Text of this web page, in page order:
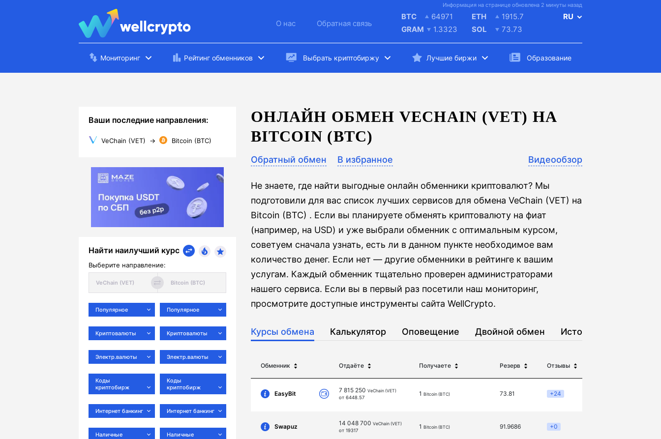
Информация на странице обновлена 2 минуты назад
О нас Обратная связь
BTC
64971
GRAM
1.3323
ETH
1915.7
SOL
73.73
RU
Мониторинг Рейтинг обменников Выбрать криптобиржу Лучшие биржи Образование
Ваши последние направления:
VeChain (VET) → Bitcoin (BTC)
Найти наилучший курс
Выберите направление:
Популярное
Криптовалюты
Электр.валюты
Коды
криптобирж
Интернет банкинг
Наличные
Популярное
Криптовалюты
Электр.валюты
Коды
криптобирж
Интернет банкинг
Наличные
ОНЛАЙН ОБМЕН VECHAIN (VET) НА
BITCOIN (BTC)
Обратный обмен В избранное Видеообзор
Не знаете, где найти выгодные онлайн обменники криптовалют? Мы
подготовили для вас список лучших сервисов для обмена VeChain (VET) на
Bitcoin (BTC) . Если вы планируете обменять криптовалюту на фиат
(например, на USD) и уже выбрали обменник с оптимальным курсом,
советуем сначала узнать, есть ли в данном пункте необходимое вам
количество денег. Если нет — другие обменники в рейтинге к вашим
услугам. Каждый обменник тщательно проверен администраторами
нашего сервиса. Если вы в первый раз посетили наш мониторинг,
просмотрите доступные инструменты сайта WellCrypto.
Курсы обмена Калькулятор Оповещение Двойной обмен История
Обменник Отдаёте Получаете Резерв Отзывы
EasyBit 7 815 250 VeChain (VET)
от 6448.57
1 Bitcoin (BTC) 73.81 +24
Swapuz 14 048 700 VeChain (VET)
от 19317
1 Bitcoin (BTC) 91.9686 +0